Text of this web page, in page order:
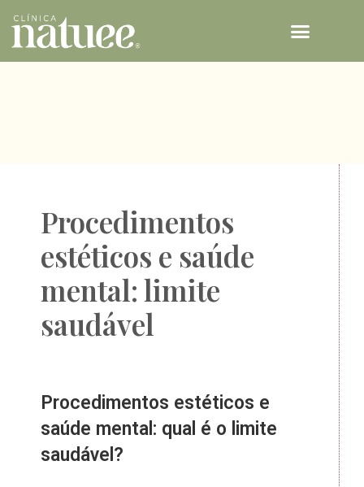
Procedimentos
estéticos e saúde
mental: limite
saudável
Procedimentos estéticos e
saúde mental: qual é o limite
saudável?